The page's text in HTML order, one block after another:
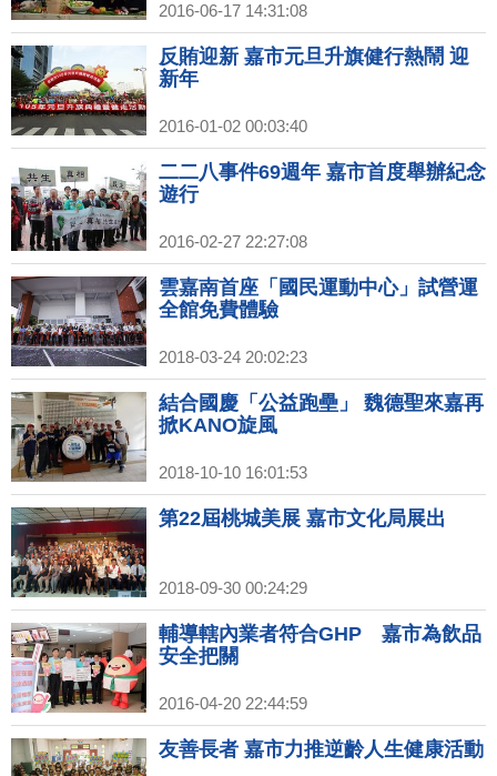
2016-06-17 14:31:08
反賄迎新 嘉市元旦升旗健行熱鬧 迎
新年
2016-01-02 00:03:40
二二八事件69週年 嘉市首度舉辦紀念
遊行
2016-02-27 22:27:08
雲嘉南首座「國民運動中心」試營運
全館免費體驗
2018-03-24 20:02:23
結合國慶「公益跑壘」 魏德聖來嘉再
掀KANO旋風
2018-10-10 16:01:53
第22屆桃城美展 嘉市文化局展出
2018-09-30 00:24:29
輔導轄內業者符合GHP 嘉市為飲品
安全把關
2016-04-20 22:44:59
友善長者 嘉市力推逆齡人生健康活動